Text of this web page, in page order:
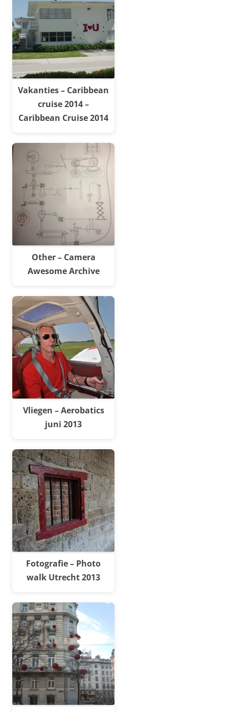
Vakanties – Caribbean
cruise 2014 –
Caribbean Cruise 2014
Other – Camera
Awesome Archive
Vliegen – Aerobatics
juni 2013
Fotografie – Photo
walk Utrecht 2013